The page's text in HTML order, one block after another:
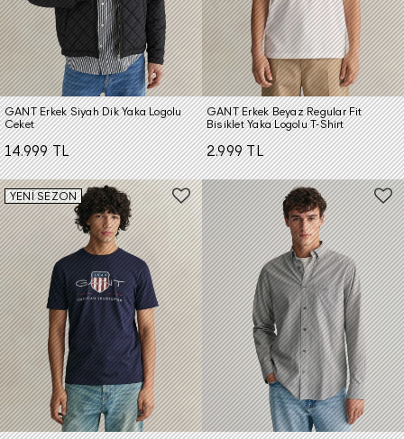
GANT Erkek Siyah Dik Yaka Logolu
Ceket
14.999 TL
GANT Erkek Beyaz Regular Fit
Bisiklet Yaka Logolu T-Shirt
2.999 TL
YENİ SEZON